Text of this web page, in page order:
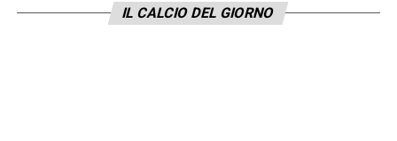
chiamato il mister dopo una conversazione
IL CALCIO DEL GIORNO